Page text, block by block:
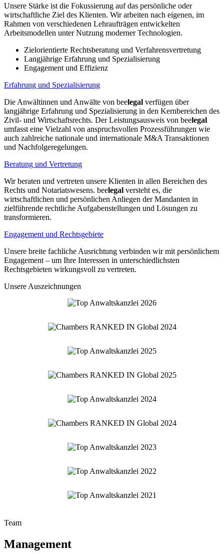
Unsere Stärke ist die Fokussierung auf das persönliche oder
wirtschaftliche Ziel des Klienten. Wir arbeiten nach eigenen, im
Rahmen von verschiedenen Lehraufträgen entwickelten
Arbeitsmodellen unter Nutzung moderner Technologien.
Zielorientierte Rechtsberatung und Verfahrensvertretung
Langjährige Erfahrung und Spezialisierung
Engagement und Effizienz
Erfahrung und Spezialisierung
Die Anwältinnen und Anwälte von beelegal verfügen über
langjährige Erfahrung und Spezialisierung in den Kernbereichen des
Zivil- und Wirtschaftsrechts. Der Leistungsausweis von beelegal
umfasst eine Vielzahl von anspruchsvollen Prozessführungen wie
auch zahlreiche nationale und internationale M&A Transaktionen
und Nachfolgeregelungen.
Beratung und Vertretung
Wir beraten und vertreten unsere Klienten in allen Bereichen des
Rechts und Notariatswesens. beelegal versteht es, die
wirtschaftlichen und persönlichen Anliegen der Mandanten in
zielführende rechtliche Aufgabenstellungen und Lösungen zu
transformieren.
Engagement und Rechtsgebiete
Unsere breite fachliche Ausrichtung verbinden wir mit persönlichem
Engagement – um Ihre Interessen in unterschiedlichsten
Rechtsgebieten wirkungsvoll zu vertreten.
Unsere Auszeichnungen
Team
Management